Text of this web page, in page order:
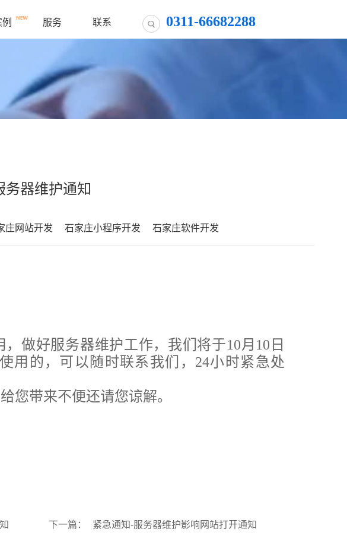
服务 联系 0311-66682288
务器维护通知
庄网站开发 石家庄小程序开发 石家庄软件开发
做好服务器维护工作，我们将于10月10日
用的，可以随时联系我们，24小时紧急处
您带来不便还请您谅解。
下一篇： 紧急通知-服务器维护影响网站打开通知